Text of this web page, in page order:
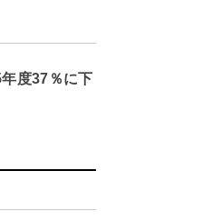
度37％に下